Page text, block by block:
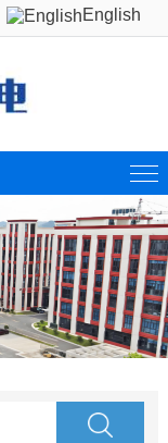
English